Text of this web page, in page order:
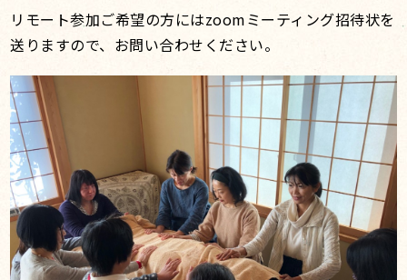
リモート参加ご希望の方にはzoomミーティング招待状を
送りますので、お問い合わせください。